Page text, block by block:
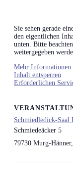
Schmiedledick-Saal
Schmiedeäcker 5
79730 Murg-Hänner,
Sie sehen gerade
den eigentlichen
unten. Bitte
weitergegeben
Mehr Informationen
Inhalt entsperren
Erforderlichen